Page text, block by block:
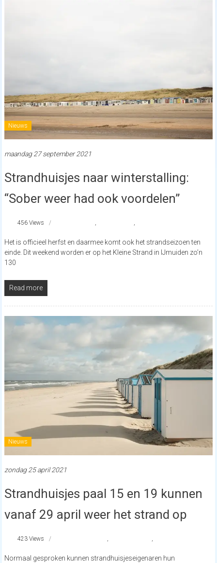
Nieuws
maandag 27 september 2021
Strandhuisjes naar winterstalling:
“Sober weer had ook voordelen”
456 Views , ,
Het is officieel herfst en daarmee komt ook het strandseizoen ten
einde. Dit weekend worden er op het Kleine Strand in IJmuiden zo’n
130
Read more
Nieuws
zondag 25 april 2021
Strandhuisjes paal 15 en 19 kunnen
vanaf 29 april weer het strand op
423 Views , ,
Normaal gesproken kunnen strandhuisjeseigenaren hun